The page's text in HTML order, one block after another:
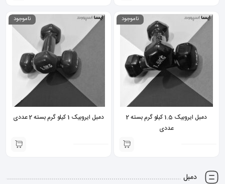
دمبل
ناموجود
دمبل ایروبیک 1.5 کیلو گرم بسته 2
عددی
ناموجود
دمبل ایروبیک 1 کیلو گرم بسته 2 عددی